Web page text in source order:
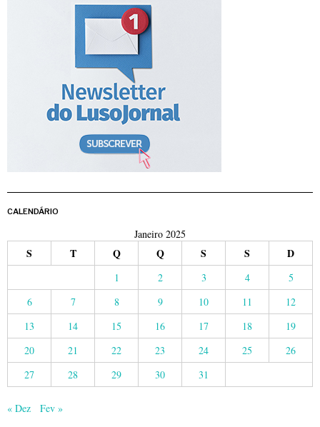
CALENDÁRIO
Janeiro 2025
S T Q Q S S D
1 2 3 4
5
6
7 8 9 10 11
12
13
14 15 16 17 18
19
20
21 22 23 24 25
26
27
28 29 30 31
« Dez Fev »